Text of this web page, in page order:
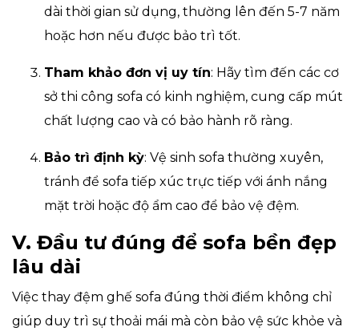
dài thời gian sử dụng, thường lên đến 5-7 năm
hoặc hơn nếu được bảo trì tốt.
Tham khảo đơn vị uy tín: Hãy tìm đến các cơ
sở thi công sofa có kinh nghiệm, cung cấp mút
chất lượng cao và có bảo hành rõ ràng.
Bảo trì định kỳ: Vệ sinh sofa thường xuyên,
tránh để sofa tiếp xúc trực tiếp với ánh nắng
mặt trời hoặc độ ẩm cao để bảo vệ đệm.
V. Đầu tư đúng để sofa bền đẹp
lâu dài
Việc thay đệm ghế sofa đúng thời điểm không chỉ
giúp duy trì sự thoải mái mà còn bảo vệ sức khỏe và